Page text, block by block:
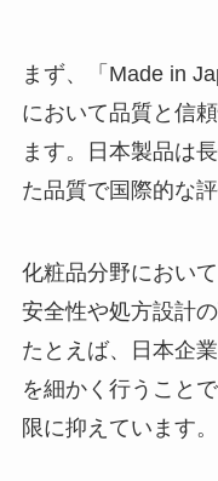
まず、「Made in
において品質と信
ます。日本製品は
た品質で国際的な
化粧品分野におい
安全性や処方設計
たとえば、日本企
を細かく行うこと
限に抑えています。